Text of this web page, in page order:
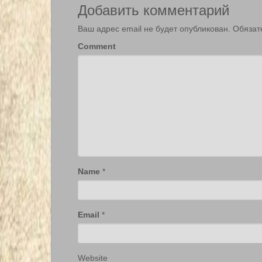
Добавить комментарий
Ваш адрес email не будет опубликован.
Comment
Name *
Email *
Website